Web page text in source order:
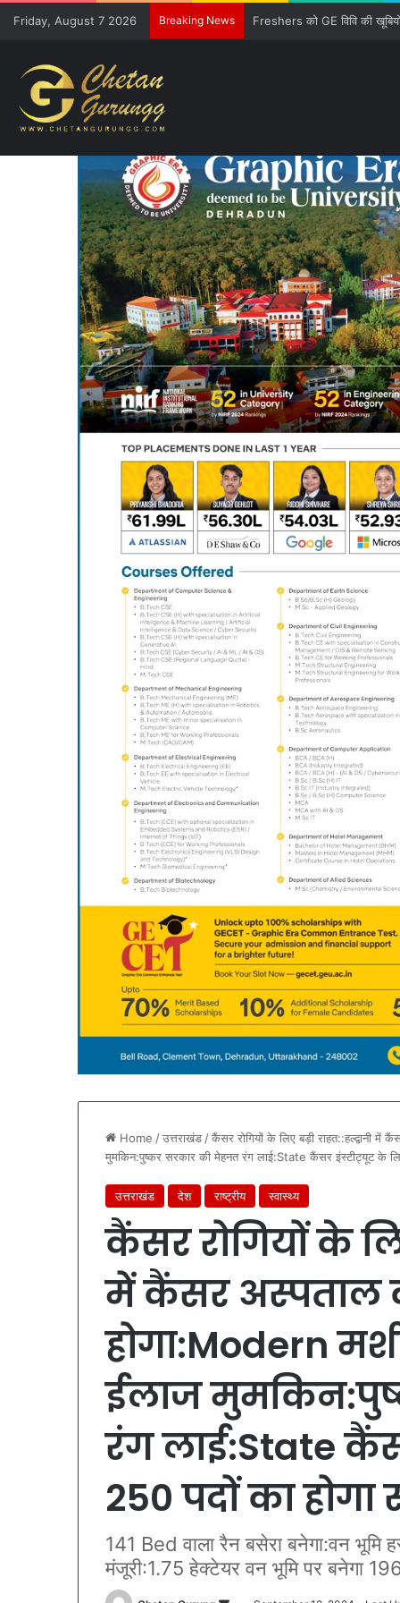
Friday, August 7 2026 Breaking News CM की गुजारिश-रेल मंत्री की
Home /उत्तराखंड /कैंसर रोगियों के लिए बड़ी राहत::हल्द्वानी
मुमकिन:पुष्कर सरकार की मेहनत रंग लाई:State कैंसर इंस्टीट्यूट के
उत्तराखंड देश राष्ट्रीय स्वास्थ्य
कैंसर रोगियों के
में कैंसर अस्पताल
होगा:Modern
ईलाज
रंग लाई:State
250 पदों का
141 Bed वाला रैन बसेरा बनेगा:वन भूमि
मंजूरी:1.75 हेक्टेयर वन भूमि पर बनेगा